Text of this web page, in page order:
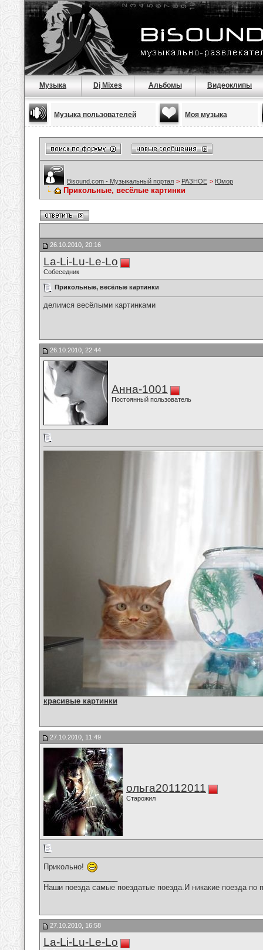
Музыка Dj Mixes Альбомы Видеоклипы
Музыка пользователей Моя музыка
Bisound.com - Музыкальный портал > РАЗНОЕ > Юмор
Прикольные, весёлые картинки
26.10.2010, 20:16
La-Li-Lu-Le-Lo
Собеседник
Прикольные, весёлые картинки
делимся весёлыми картинками
26.10.2010, 22:44
Анна-1001
Постоянный пользователь
красивые картинки
27.10.2010, 11:49
ольга20112011
Старожил
Прикольно!
Наши поезда самые поездатые поезда.И никакие поезда по
27.10.2010, 16:58
La-Li-Lu-Le-Lo